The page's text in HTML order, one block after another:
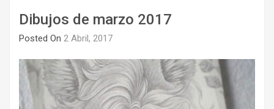
Dibujos de marzo 2017
Posted On 2 Abril, 2017